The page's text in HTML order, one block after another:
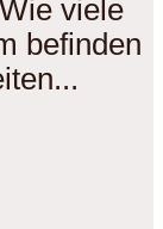
viele
befinden